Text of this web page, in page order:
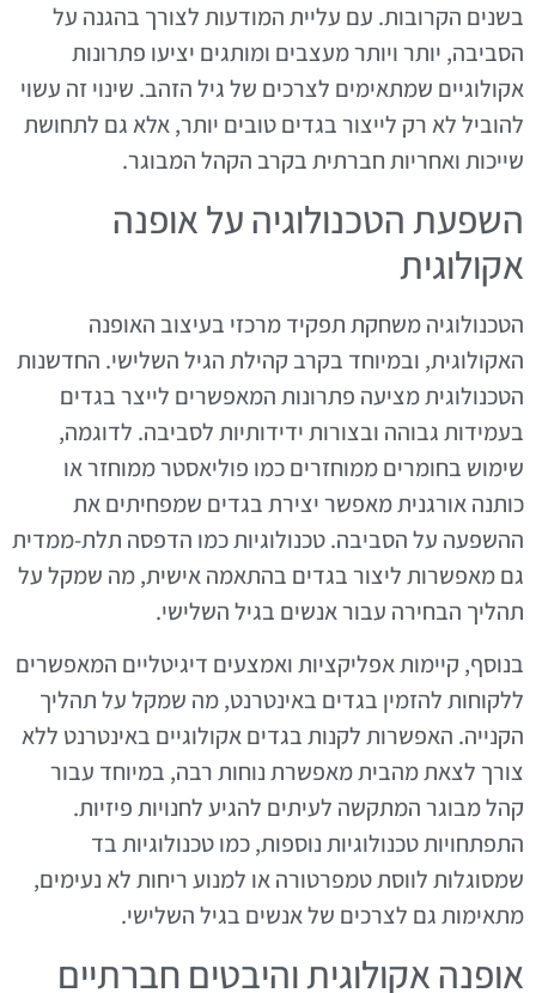
בשנים הקרובות. עם עליית המודעות לצורך בהגנה על
הסביבה, יותר ויותר מעצבים ומותגים יציעו פתרונות
אקולוגיים שמתאימים לצרכים של גיל הזהב. שינוי זה עשוי
להוביל לא רק לייצור בגדים טובים יותר, אלא גם לתחושת
שייכות ואחריות חברתית בקרב הקהל המבוגר.
השפעת הטכנולוגיה על אופנה
אקולוגית
הטכנולוגיה משחקת תפקיד מרכזי בעיצוב האופנה
האקולוגית, ובמיוחד בקרב קהילת הגיל השלישי. החדשנות
הטכנולוגית מציעה פתרונות המאפשרים לייצר בגדים
בעמידות גבוהה ובצורות ידידותיות לסביבה. לדוגמה,
שימוש בחומרים ממוחזרים כמו פוליאסטר ממוחזר או
כותנה אורגנית מאפשר יצירת בגדים שמפחיתים את
ההשפעה על הסביבה. טכנולוגיות כמו הדפסה תלת-ממדית
גם מאפשרות ליצור בגדים בהתאמה אישית, מה שמקל על
תהליך הבחירה עבור אנשים בגיל השלישי.
בנוסף, קיימות אפליקציות ואמצעים דיגיטליים המאפשרים
ללקוחות להזמין בגדים באינטרנט, מה שמקל על תהליך
הקנייה. האפשרות לקנות בגדים אקולוגיים באינטרנט ללא
צורך לצאת מהבית מאפשרת נוחות רבה, במיוחד עבור
קהל מבוגר המתקשה לעיתים להגיע לחנויות פיזיות.
התפתחויות טכנולוגיות נוספות, כמו טכנולוגיות בד
שמסוגלות לווסת טמפרטורה או למנוע ריחות לא נעימים,
מתאימות גם לצרכים של אנשים בגיל השלישי.
אופנה אקולוגית והיבטים חברתיים